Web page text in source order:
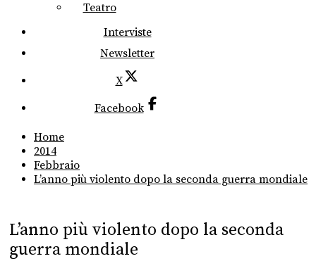
Teatro
Interviste
Newsletter
X
Facebook
Home
2014
Febbraio
L’anno più violento dopo la seconda guerra mondiale
L’anno più violento dopo la seconda
guerra mondiale